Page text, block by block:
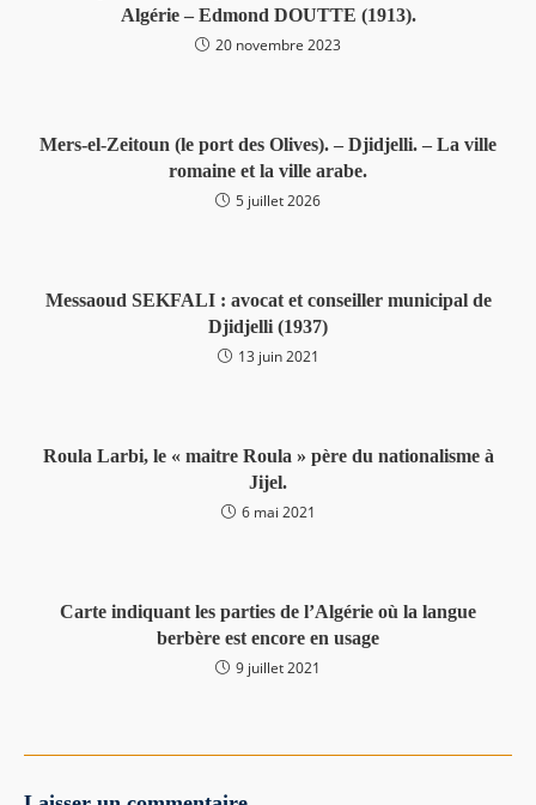
Algérie – Edmond DOUTTE (1913).
20 novembre 2023
Mers-el-Zeitoun (le port des Olives). – Djidjelli. – La ville
romaine et la ville arabe.
5 juillet 2026
Messaoud SEKFALI : avocat et conseiller municipal de
Djidjelli (1937)
13 juin 2021
Roula Larbi, le « maitre Roula » père du nationalisme à
Jijel.
6 mai 2021
Carte indiquant les parties de l’Algérie où la langue
berbère est encore en usage
9 juillet 2021